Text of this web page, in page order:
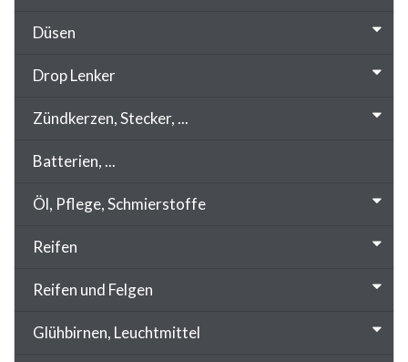
Düsen
Drop Lenker
Zündkerzen, Stecker, ...
Batterien, ...
Öl, Pflege, Schmierstoffe
Reifen
Reifen und Felgen
Glühbirnen, Leuchtmittel